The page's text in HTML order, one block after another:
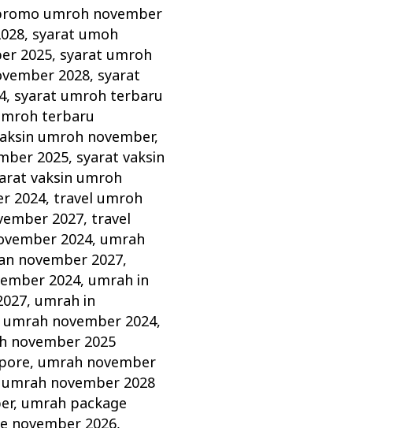
umroh november
, syarat umoh
2025, syarat umroh
2028, syarat
, syarat umroh terbaru
terbaru
umroh november,
2025, syarat vaksin
vaksin umroh
2024, travel umroh
2027, travel
2024, umrah
november 2027,
2024, umrah in
, umrah in
umrah november 2024,
november 2025
, umrah november
umrah november 2028
, umrah package